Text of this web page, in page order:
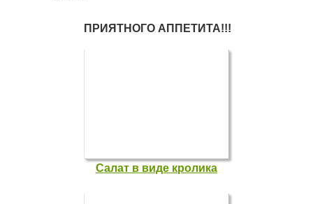
ПРИЯТНОГО АППЕТИТА!!!
Салат в виде кролика